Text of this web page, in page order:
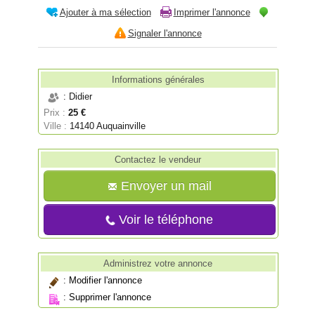
Ajouter à ma sélection
Imprimer l'annonce
Signaler l'annonce
Informations générales
: Didier
Prix : 25 €
Ville : 14140 Auquainville
Contactez le vendeur
Envoyer un mail
Voir le téléphone
Administrez votre annonce
: Modifier l'annonce
:Supprimer l'annonce